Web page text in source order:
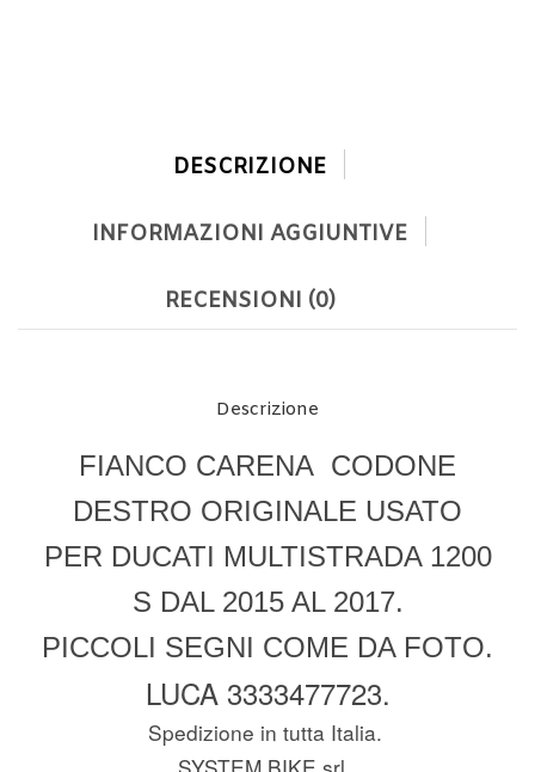
DESCRIZIONE
INFORMAZIONI AGGIUNTIVE
RECENSIONI (0)
Descrizione
FIANCO CARENA CODONE
DESTRO ORIGINALE USATO
PER DUCATI MULTISTRADA 1200
S DAL 2015 AL 2017.
PICCOLI SEGNI COME DA FOTO.
LUCA 3333477723.
Spedizione in tutta Italia.